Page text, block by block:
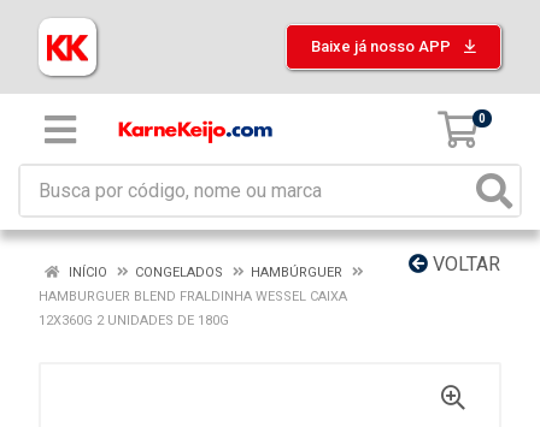
Baixe já nosso APP
0
VOLTAR
INÍCIO CONGELADOS
HAMBÚRGUER
HAMBURGUER BLEND FRALDINHA WESSEL CAIXA
12X360G 2 UNIDADES DE 180G